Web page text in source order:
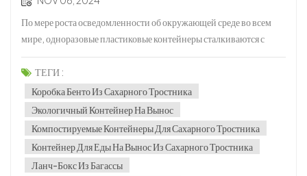
По мере роста осведомленности об окружающей среде во всем
мире, одноразовые пластиковые контейнеры сталкиваются с
растущими ограничениями и спросом на альтернативы.
Контейнеры для пищевых продуктов из сахарного тростника
становятся популярным и экологически чистым решением,
обеспечивающим биоразла...
ТЕГИ :
Коробка Бенто Из Сахарного Тростника
Экологичный Контейнер На Вынос
Компостируемые Контейнеры Для Сахарного Тростника
Контейнер Для Еды На Вынос Из Сахарного Тростника
Ланч-Бокс Из Багассы